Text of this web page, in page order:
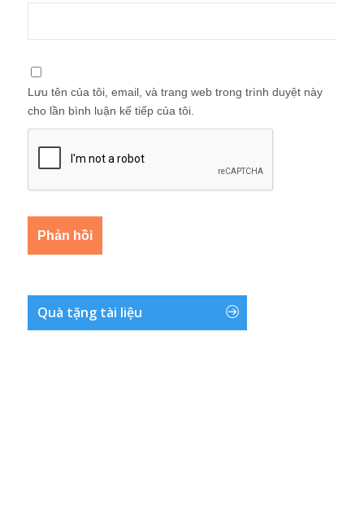
Lưu tên của tôi, email, và trang web trong trình duyệt này
cho lần bình luận kế tiếp của tôi.
Quà tặng tài liệu